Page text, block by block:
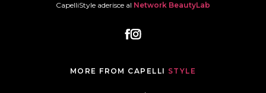
CapelliStyle aderisce al Network BeautyLab
MORE FROM CAPELLI STYLE